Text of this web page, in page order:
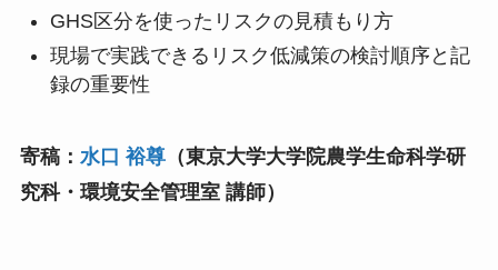
GHS区分を使ったリスクの見積もり方
現場で実践できるリスク低減策の検討順序と記
録の重要性
寄稿： 水口 裕尊（東京大学大学院農学生命科学研
究科・環境安全管理室 講師）